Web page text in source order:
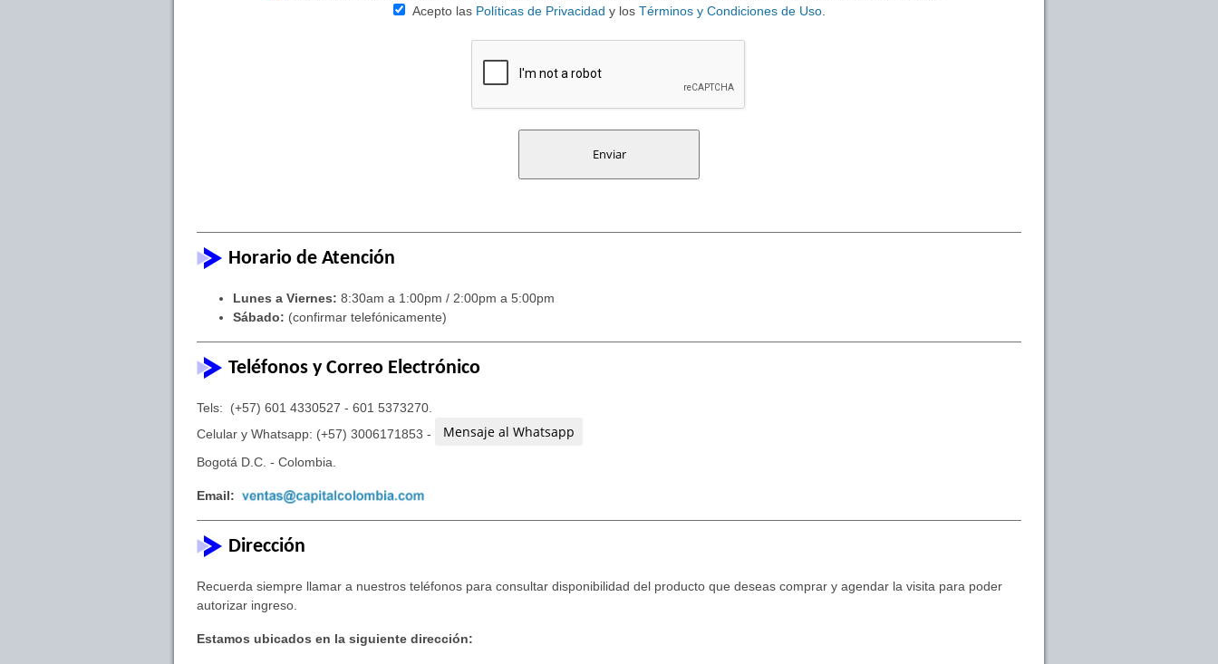
Acepto las Políticas de Privacidad y los Términos y Condiciones de Uso.
Horario de Atención
Lunes a Viernes: 8:30am a 1:00pm / 2:00pm a 5:00pm
Sábado: (confirmar telefónicamente)
Teléfonos y Correo Electrónico
Tels: (+57) 601 4330527 - 601 5373270.
Celular y Whatsapp: (+57) 3006171853 -
Mensaje al Whatsapp
Bogotá D.C. - Colombia.
Email:
Dirección
Recuerda siempre llamar a nuestros teléfonos para consultar disponibilidad del producto que deseas comprar y agendar la visita para poder
autorizar ingreso.
Estamos ubicados en la siguiente dirección: